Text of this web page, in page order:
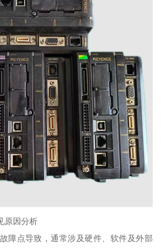
原因分析
障点导致，通常涉及硬件、软件及外部